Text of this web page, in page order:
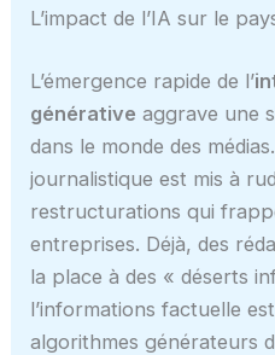
L’impact de l’IA sur le
L’émergence rapide de l’
générative aggrave une
dans le monde des
journalistique est mis à
restructurations qui
entreprises. Déjà, des
la place à des « déserts
l’informations factuelle
algorithmes générateurs